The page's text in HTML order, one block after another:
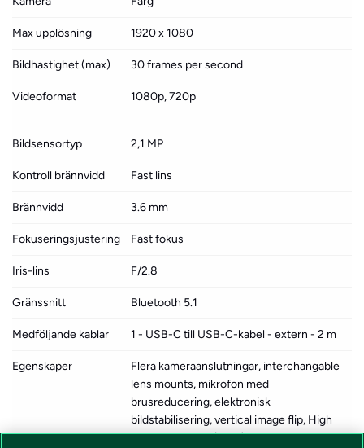
Max upplösning 1920 x 1080
Bildhastighet (max) 30 frames per second
Videoformat 1080p, 720p
Bildsensortyp 2,1 MP
Kontroll brännvidd Fast lins
Brännvidd 3.6 mm
Fokuseringsjustering Fast fokus
Iris-lins F/2.8
Gränssnitt Bluetooth 5.1
Medföljande kablar 1 - USB-C till USB-C-kabel - extern - 2 m
Egenskaper
Flera kameraanslutningar, interchangable
lens mounts, mikrofon med
brusreducering, elektronisk
bildstabilisering, vertical image flip, High
Dynamic Range (HDR), automatisk